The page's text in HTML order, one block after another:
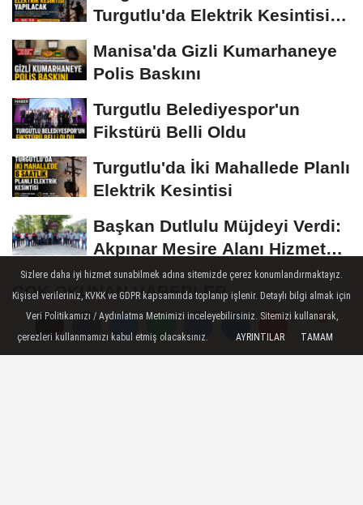
Yorumlar
Yorumlar
Turgutlu'da Elektrik Kesintisi
Manisa'da Gizli Kumarhaneye
Polis Baskını
Turgutlu Belediyespor'un
Fikstürü Belli Oldu
Turgutlu'da İki Mahallede Planlı
Elektrik Kesintisi
Başkan Dutlulu Müjdeyi Verdi:
Akpınar Mesire Alanı Hizmete
Açılıyor
ÇOK OKUNAN HABERLER
Turgutlu'da 12 Temmuz'da planlı
elektrik kesintisi uygulanacak
Sizlere daha iyi hizmet sunabilmek adına sitemizde çerez konumlandırmaktayız.
Kişisel verileriniz, KVKK ve GDPR kapsamında toplanıp işlenir. Detaylı bilgi almak için
Veri Politikamızı / Aydınlatma Metnimizi inceleyebilirsiniz. Sitemizi kullanarak,
çerezleri kullanmamızı kabul etmiş olacaksınız.
AYRINTILAR TAMAM